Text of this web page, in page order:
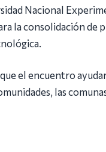
Nacional
la consolidación de
el encuentro
las